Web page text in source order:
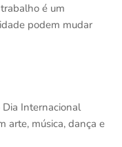
é um
podem mudar
Internacional
arte, música, dança e